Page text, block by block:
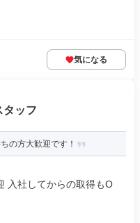
気になる
ッフ
の方大歓迎です！
入社してからの取得もO